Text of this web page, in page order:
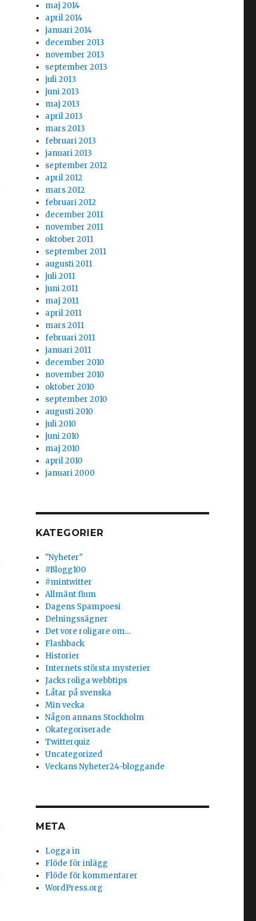
maj 2014
april 2014
januari 2014
december 2013
november 2013
september 2013
juli 2013
juni 2013
maj 2013
april 2013
mars 2013
februari 2013
januari 2013
september 2012
april 2012
mars 2012
februari 2012
december 2011
november 2011
oktober 2011
september 2011
augusti 2011
juli 2011
juni 2011
maj 2011
april 2011
mars 2011
februari 2011
januari 2011
december 2010
november 2010
oktober 2010
september 2010
augusti 2010
juli 2010
juni 2010
maj 2010
april 2010
januari 2000
KATEGORIER
"Nyheter"
#Blogg100
#mintwitter
Allmänt flum
Dagens Spampoesi
Delningssägner
Det vore roligare om…
Flashback
Historier
Internets största mysterier
Jacks roliga webbtips
Låtar på svenska
Min vecka
Någon annans Stockholm
Okategoriserade
Twitterquiz
Uncategorized
Veckans Nyheter24-bloggande
META
Logga in
Flöde för inlägg
Flöde för kommentarer
WordPress.org